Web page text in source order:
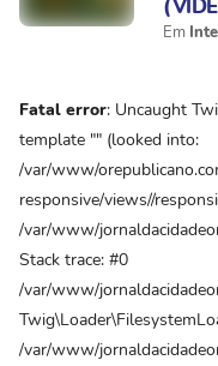
Fatal error: Uncaught
template "" (looked into:
/var/www/
responsive/views//
/var/www/
Stack trace: #0
/var/www/
/var/www/